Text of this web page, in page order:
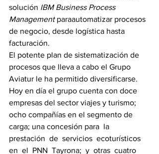
solución IBM Business Process
Management paraautomatizar procesos
de negocio, desde logística hasta
facturación.
El potente plan de sistematización de
procesos que lleva a cabo el Grupo
Aviatur le ha permitido diversificarse.
Hoy en día el grupo cuenta con doce
empresas del sector viajes y turismo;
ocho compañías en el segmento de
carga; una concesión para  la
prestación  de  servicios  ecoturísticos
en  el  PNN  Tayrona;  y  otras  cuatro